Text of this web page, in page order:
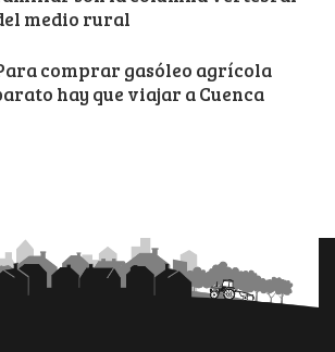
medio rural
comprar gasóleo agrícola
hay que viajar a Cuenca